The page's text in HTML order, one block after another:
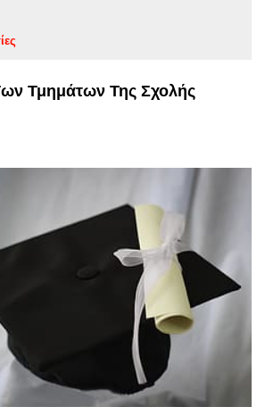
Τμημάτων Της Σχολής